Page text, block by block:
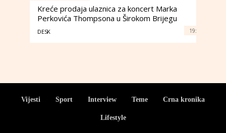
Kreće prodaja ulaznica za koncert Marka
Perkovića Thompsona u Širokom Brijegu
DESK 19:
Vijesti Sport Interview Teme Crna kronika
Lifestyle